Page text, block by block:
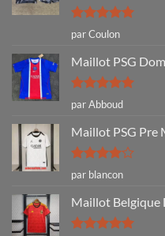
Note5sur
5
par Coulon
Maillot PSG
Note5sur
5
par Abboud
Maillot PSG Pre
Note4
sur 5
par blancon
Maillot Belgique